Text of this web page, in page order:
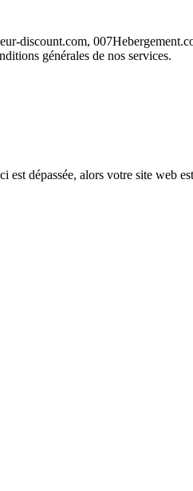
discount.com,
générales de nos services.
dépassée, alors votre site web